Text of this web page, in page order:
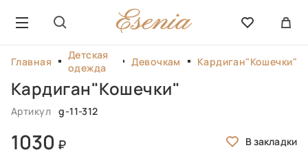
Главная
Детская
одежда
Девочкам Кардиган"Кошечки"
Кардиган"Кошечки"
Артикул g-11-312
1030